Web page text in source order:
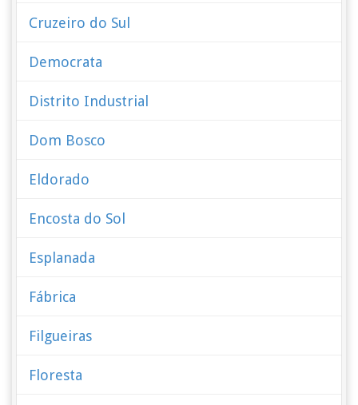
Cruzeiro do Sul
Democrata
Distrito Industrial
Dom Bosco
Eldorado
Encosta do Sol
Esplanada
Fábrica
Filgueiras
Floresta